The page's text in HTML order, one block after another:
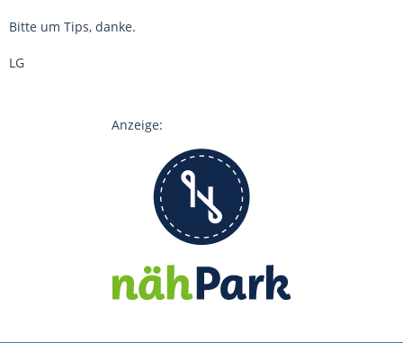
Bitte um Tips, danke.
LG
Anzeige: